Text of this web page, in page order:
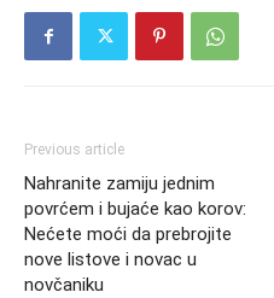
Previous article
Nahranite zamiju jednim
povrćem i bujaće kao korov:
Nećete moći da prebrojite
nove listove i novac u
novčaniku